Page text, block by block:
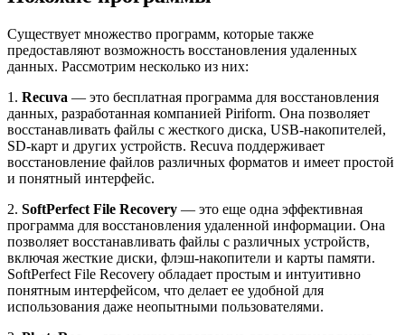
Существует множество программ, которые также
предоставляют возможность восстановления удаленных
данных. Рассмотрим несколько из них:
1. Recuva — это бесплатная программа для восстановления
данных, разработанная компанией Piriform. Она позволяет
восстанавливать файлы с жесткого диска, USB-накопителей,
SD-карт и других устройств. Recuva поддерживает
восстановление файлов различных форматов и имеет простой
и понятный интерфейс.
2. SoftPerfect File Recovery — это еще одна эффективная
программа для восстановления удаленной информации. Она
позволяет восстанавливать файлы с различных устройств,
включая жесткие диски, флэш-накопители и карты памяти.
SoftPerfect File Recovery обладает простым и интуитивно
понятным интерфейсом, что делает ее удобной для
использования даже неопытными пользователями.